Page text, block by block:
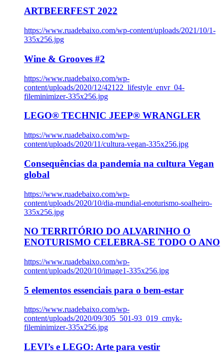
ARTBEERFEST 2022
https://www.ruadebaixo.com/wp-content/uploads/2021/10/1-
335x256.jpg
Wine & Grooves #2
https://www.ruadebaixo.com/wp-
content/uploads/2020/12/42122_lifestyle_envr_04-
fileminimizer-335x256.jpg
LEGO® TECHNIC JEEP® WRANGLER
https://www.ruadebaixo.com/wp-
content/uploads/2020/11/cultura-vegan-335x256.jpg
Consequências da pandemia na cultura Vegan
global
https://www.ruadebaixo.com/wp-
content/uploads/2020/10/dia-mundial-enoturismo-soalheiro-
335x256.jpg
NO TERRITÓRIO DO ALVARINHO O
ENOTURISMO CELEBRA-SE TODO O ANO
https://www.ruadebaixo.com/wp-
content/uploads/2020/10/image1-335x256.jpg
5 elementos essenciais para o bem-estar
https://www.ruadebaixo.com/wp-
content/uploads/2020/09/305_501-93_019_cmyk-
fileminimizer-335x256.jpg
LEVI’s e LEGO: Arte para vestir